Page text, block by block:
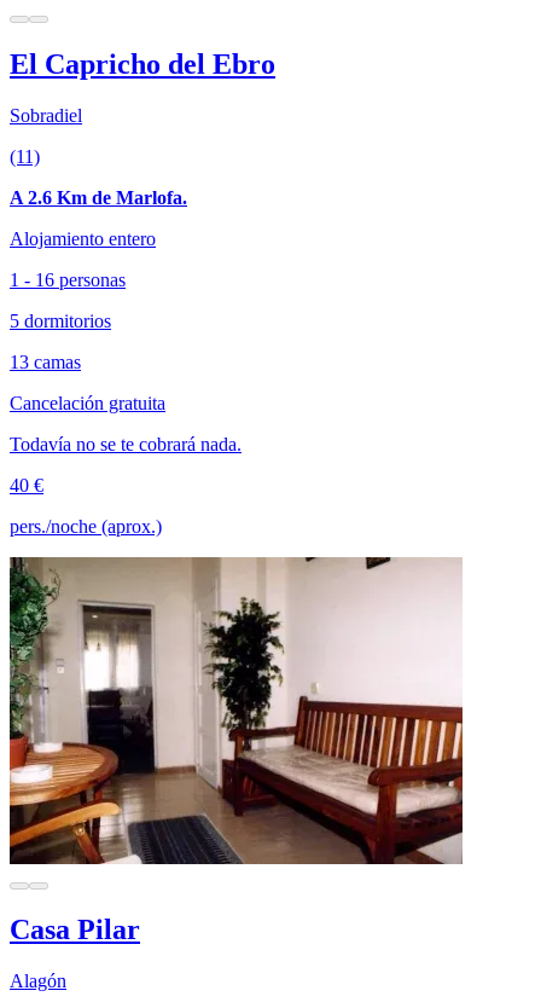
El Capricho del Ebro
Sobradiel
(11)
A 2.6 Km de Marlofa.
Alojamiento entero
1 - 16 personas
5 dormitorios
13 camas
Cancelación gratuita
Todavía no se te cobrará nada.
40 €
pers./noche (aprox.)
Casa Pilar
Alagón